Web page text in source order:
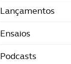
Lançamentos
Ensaios
Podcasts